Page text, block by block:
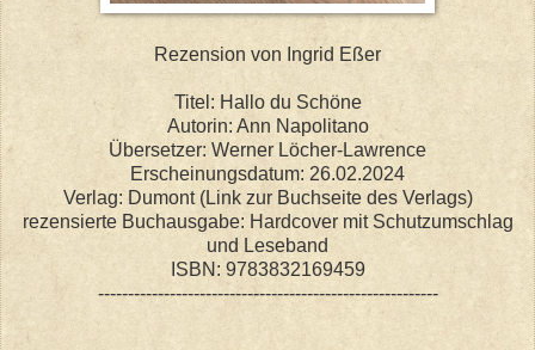
Rezension von Ingrid Eßer
Titel: Hallo du Schöne
Autorin: Ann Napolitano
Übersetzer: Werner Löcher-Lawrence
Erscheinungsdatum: 26.02.2024
Verlag: Dumont (Link zur Buchseite des Verlags)
rezensierte Buchausgabe: Hardcover mit Schutzumschlag
und Leseband
ISBN: 9783832169459
---------------------------------------------------------